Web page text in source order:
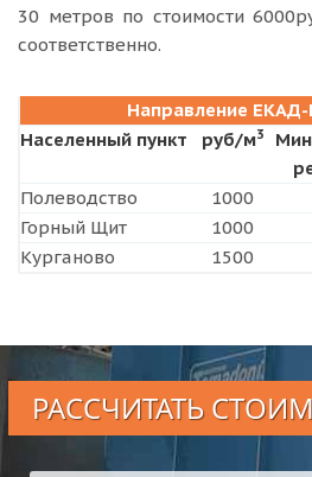
30 метров по стоимости
соответственно.
Направление ЕКАД-
Населенный пункт
руб/м3
Полеводство
1000
Горный Щит
1000
Курганово
1500
РАССЧИТАТЬ